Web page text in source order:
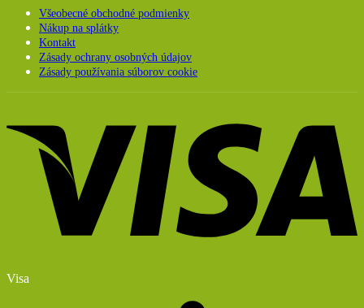
Všeobecné obchodné podmienky
Nákup na splátky
Kontakt
Zásady ochrany osobných údajov
Zásady používania súborov cookie
Visa